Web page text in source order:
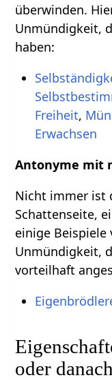
überwinden.
Unmündigkeit,
haben:
Freiheit,
Erwachsen
Antonyme mit
Nicht immer ist
Schattenseite,
einige Beispiele
Unmündigkeit,
vorteilhaft
oder danach